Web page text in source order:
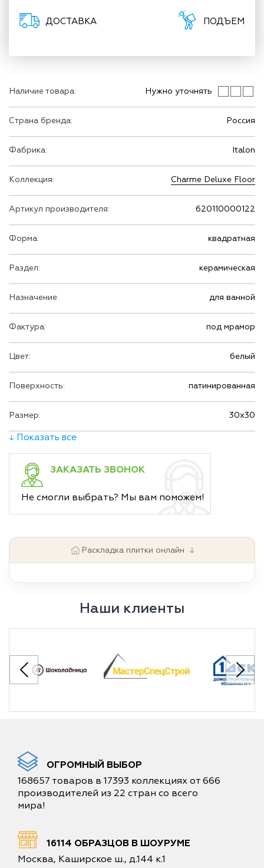
Наличие товара: Нужно уточнять
Страна бренда: Россия
Фабрика: Italon
Коллекция: Charme Deluxe Floor
Артикул производителя: 620110000122
Форма: квадратная
Раздел: керамическая
Назначение: для ванной
Фактура: под мрамор
Цвет: белый
Поверхность: патинированная
Размер: 30х30
↓ Показать все
ЗАКАЗАТЬ ЗВОНОК
Не смогли выбрать? Мы вам поможем!
ДОСТАВКА ПОДЪЕМ
Раскладка плитки онлайн ↓
Наши клиенты
ОГРОМНЫЙ ВЫБОР
168657 товаров в 17393 коллекциях от 666
производителей из 22 стран со всего
мира!
16114 ОБРАЗЦОВ В ШОУРУМЕ
Москва, Каширское ш., д.144 к.1